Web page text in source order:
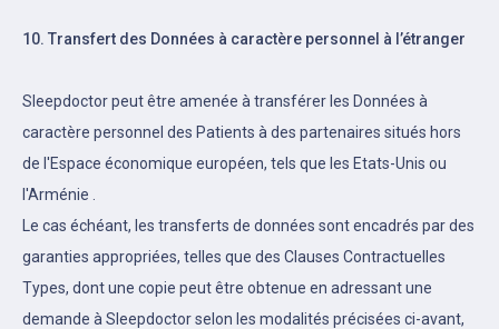
10. Transfert des Données à caractère personnel à l’étranger
Sleepdoctor peut être amenée à transférer les Données à
caractère personnel des Patients à des partenaires situés hors
de l'Espace économique européen, tels que les Etats-Unis ou
l'Arménie .
Le cas échéant, les transferts de données sont encadrés par des
garanties appropriées, telles que des Clauses Contractuelles
Types, dont une copie peut être obtenue en adressant une
demande à Sleepdoctor selon les modalités précisées ci-avant,